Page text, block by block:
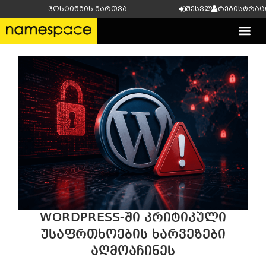
ჰოსტინგის მართვა: შესვლა
WORDPRESS-ᲨᲘ ᲙᲠᲘᲢᲘᲙᲣᲚᲘ
ᲣᲡᲐᲤᲠᲗᲮᲝᲔᲑᲘᲡ ᲮᲐᲠᲕᲔᲖᲔᲑᲘ
ᲐᲦᲛᲝᲐᲩᲘᲜᲔᲡ